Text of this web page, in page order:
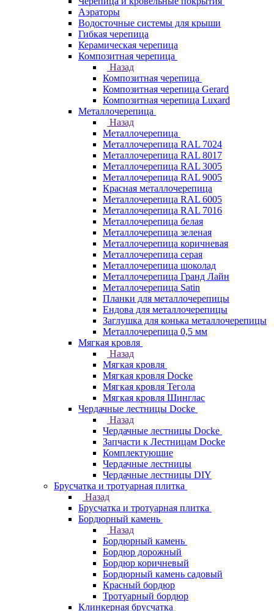
Аэраторы
Водосточные системы для крыши
Гибкая черепица
Керамическая черепица
Композитная черепица
Назад
Композитная черепица
Композитная черепица Gerard
Композитная черепица Luxard
Металлочерепица
Назад
Металлочерепица
Металлочерепица RAL 7024
Металлочерепица RAL 8017
Металлочерепица RAL 3005
Металлочерепица RAL 9005
Красная металлочерепица
Металлочерепица RAL 6005
Металлочерепица RAL 7016
Металлочерепица белая
Металлочерепица зеленая
Металлочерепица коричневая
Металлочерепица серая
Металлочерепица шоколад
Металлочерепица Гранд Лайн
Металлочерепица Satin
Планки для металлочерепицы
Ендова для металлочерепицы
Заглушка для конька металлочерепицы
Металлочерепица 0,5 мм
Мягкая кровля
Назад
Мягкая кровля
Мягкая кровля Docke
Мягкая кровля Тегола
Мягкая кровля Шинглас
Чердачные лестницы Docke
Назад
Чердачные лестницы Docke
Запчасти к Лестницам Docke
Комплектующие
Чердачные лестницы
Чердачные лестницы DIY
Брусчатка и тротуарная плитка
Назад
Брусчатка и тротуарная плитка
Бордюрный камень
Назад
Бордюрный камень
Бордюр дорожный
Бордюр коричневый
Бордюрный камень садовый
Красный бордюр
Тротуарный бордюр
Клинкерная брусчатка